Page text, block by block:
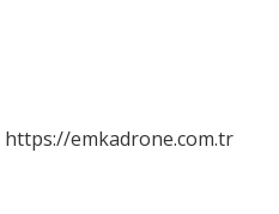
https://emkadrone.com.tr